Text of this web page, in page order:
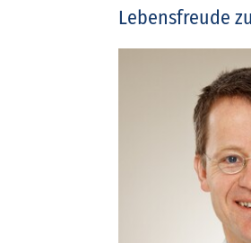
Lebensfreude